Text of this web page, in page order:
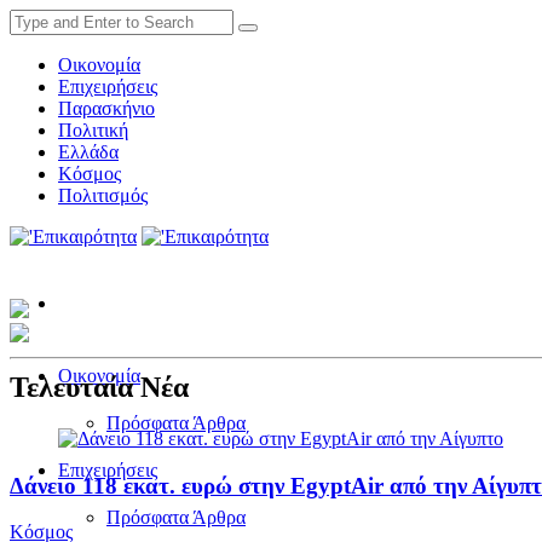
Οικονομία
Επιχειρήσεις
Παρασκήνιο
Πολιτική
Ελλάδα
Κόσμος
Πολιτισμός
Οικονομία
Πρόσφατα Άρθρα
Επιχειρήσεις
Πρόσφατα Άρθρα
Τελευταία Νέα
Δάνειο 118 εκατ. ευρώ στην EgyptAir από την
Κόσμος